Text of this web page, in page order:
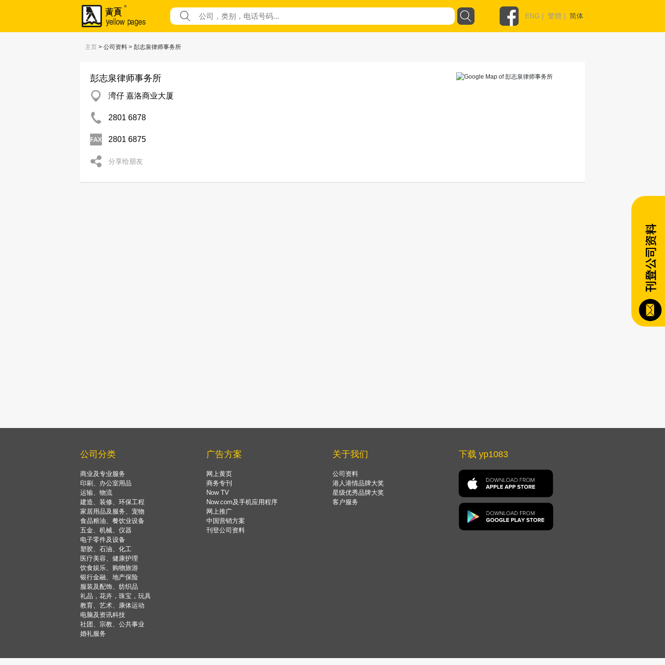
ENG | 繁體 | 简体
主页 > 公司资料 > 彭志泉律师事务所
彭志泉律师事务所
湾仔 嘉洛商业大厦
2801 6878
2801 6875
分享给朋友
公司分类
商业及专业服务
印刷、办公室用品
运输、物流
建造、装修、环保工程
家居用品及服务、宠物
食品粮油、餐饮业设备
五金、机械、仪器
电子零件及设备
塑胶、石油、化工
医疗美容、健康护理
饮食娱乐、购物旅游
银行金融、地产保险
服装及配饰、纺织品
礼品，花卉，珠宝，玩具
教育、艺术、康体运动
电脑及资讯科技
社团、宗教、公共事业
婚礼服务
广告方案
网上黄页
商务专刊
Now TV
Now.com及手机应用程序
网上推广
中国营销方案
刊登公司资料
关于我们
公司资料
港人港情品牌大奖
星级优秀品牌大奖
客户服务
下载 yp1083